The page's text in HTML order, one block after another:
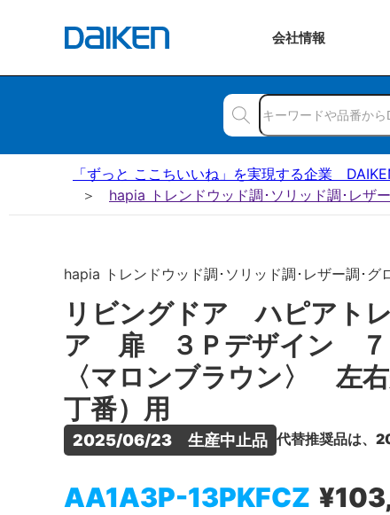
会社情報
「ずっと ここちいいね」を実現する企業
hapia トレンドウッド調･ソリッド調･レザ
hapia トレンドウッド調･ソリッド調･レザー調･
リビングドア ハピアト
ア 扉 ３Ｐデザイン ７
〈マロンブラウン〉 左
丁番）用
2025/06/23　生産中止品 代替推奨品は、
AA1A3P-13PKFCZ